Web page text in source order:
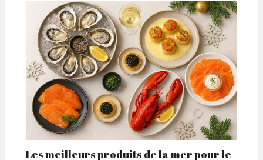
Les meilleurs produits de la mer pour le